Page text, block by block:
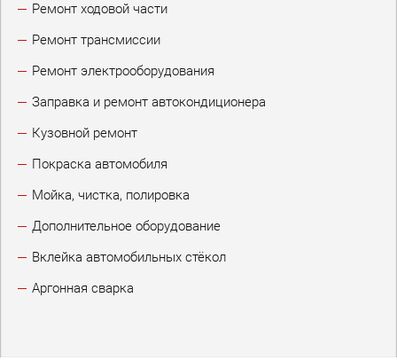
Ремонт ходовой части
Ремонт трансмиссии
Ремонт электрооборудования
Заправка и ремонт автокондиционера
Кузовной ремонт
Покраска автомобиля
Мойка, чистка, полировка
Дополнительное оборудование
Вклейка автомобильных стёкол
Аргонная сварка